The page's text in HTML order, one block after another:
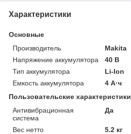
Характеристики
Основные
Производитель
Makita
Напряжение аккумулятора
40 В
Тип аккумулятора
Li-Ion
Емкость аккумулятора
4 А·ч
Пользовательские характеристики
Антивибрационная
система
Да
Вес нетто
5.2 кг